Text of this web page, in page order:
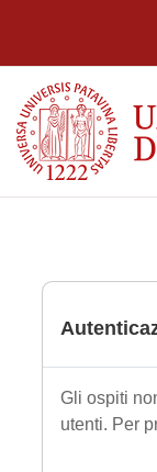
Gli ospiti
utenti. Per